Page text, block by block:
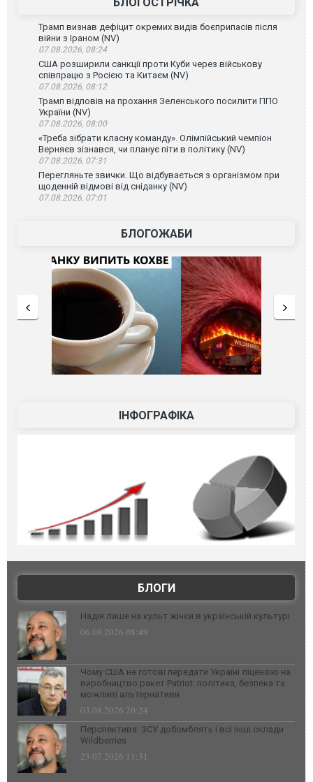
Трамп визнав дефіцит окремих видів боєприпасів після
війни з Іраном (NV)
07.08.2026, 08:24
США розширили санкції проти Куби через військову
співпрацю з Росією та Китаєм (NV)
07.08.2026, 08:12
Трамп відповів на прохання Зеленського посилити ППО
України (NV)
07.08.2026, 08:00
«Треба зібрати класну команду». Олімпійський чемпіон
Верняєв зізнався, чи планує піти в політику (NV)
07.08.2026, 07:31
Перегляньте звички. Що відбувається з організмом при
щоденній відмові від сніданку (NV)
07.08.2026, 07:01
БЛОГОЖАБИ
ІНФОГРАФІКА
БЛОГИ
Надія лише на культ жінки в українській культурі
06.08.2026 08:49
Чому США не готові передати Україні ліцензію на
виробництво ракет Patriot: політика, безпека та
можливі альтернативи
03.08.2026 20:24
Перспектива: ЗСУ добомблять і всі інші склади
Wildberries
23.07.2026 11:31